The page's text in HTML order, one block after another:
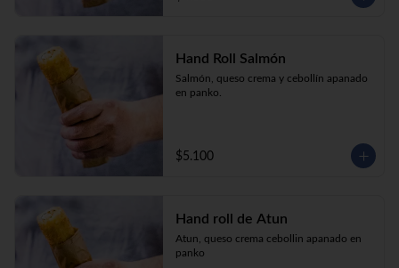
Hand Roll Salmón
Salmón, queso crema y cebollín apanado
en panko.
$5.100
Hand roll de Atun
Atun, queso crema cebollin apanado en
panko